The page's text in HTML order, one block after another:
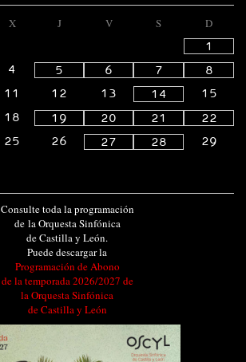
X J V S
D
1
4 5 6 7
8
11 12 13 14
15
18 19 20 21
22
25 26 27 28
29
Consulte toda la programación
de la Orquesta Sinfónica
de Castilla y León.
Puede descargar la
Programación de Abono
de la temporada 2026/2027 de
la Orquesta Sinfónica
de Castilla y León